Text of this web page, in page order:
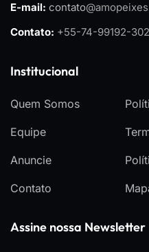
E-mail: contato
Contato: +55-74-99192-
Institucional
Quem Somos
Equipe
Anuncie
Contato
Assine nossa Newsletter